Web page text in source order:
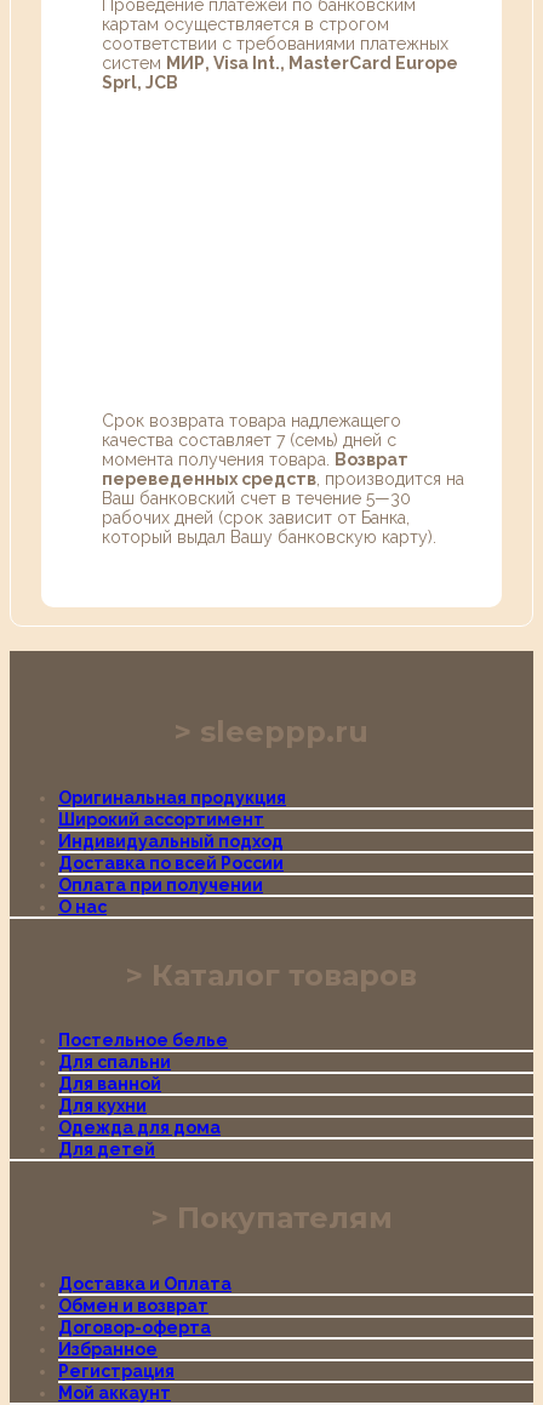
Проведение платежей по банковским
картам осуществляется в строгом
соответствии с требованиями платежных
систем МИР, Visa Int., MasterCard Europe
Sprl, JCB
Срок возврата товара надлежащего
качества составляет 7 (семь) дней с
момента получения товара.
Возврат
переведенных средств , производится на
Ваш банковский счет в течение 5—30
рабочих дней (срок зависит от Банка,
который выдал Вашу банковскую карту).
sleeppp.ru
Оригинальная продукция
Широкий ассортимент
Индивидуальный подход
Доставка по всей России
Оплата при получении
О нас
Каталог товаров
Постельное белье
Для спальни
Для ванной
Для кухни
Одежда для дома
Для детей
Покупателям
Доставка и Оплата
Обмен и возврат
Договор-оферта
Избранное
Регистрация
Мой аккаунт